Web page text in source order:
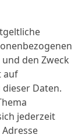
den Zweck
auf
Daten.
jederzeit